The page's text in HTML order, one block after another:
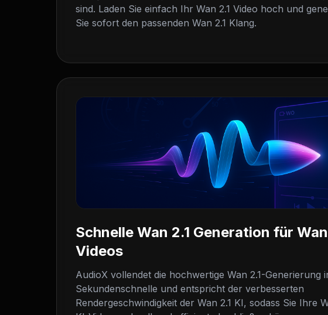
sind. Laden Sie einfach Ihr Wan 2.1 Video hoch und
Sie sofort den passenden Wan 2.1 Klang.
Schnelle Wan 2.1 Generation für Wan
Videos
AudioX vollendet die hochwertige Wan 2.1-Generierung
Sekundenschnelle und entspricht der verbesserten
Rendergeschwindigkeit der Wan 2.1 KI, sodass Sie Ihre